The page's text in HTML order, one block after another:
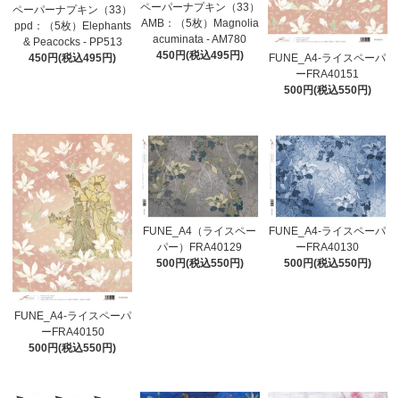
ペーパーナプキン（33）
ppd：（5枚）Elephants
& Peacocks - PP513
450円(税込495円)
ペーパーナプキン（33）
AMB：（5枚）Magnolia
acuminata - AM780
450円(税込495円)
FUNE_A4-ライスペーパ
ーFRA40151
500円(税込550円)
FUNE_A4-ライスペーパ
ーFRA40150
500円(税込550円)
FUNE_A4（ライスペー
パー）FRA40129
500円(税込550円)
FUNE_A4-ライスペーパ
ーFRA40130
500円(税込550円)